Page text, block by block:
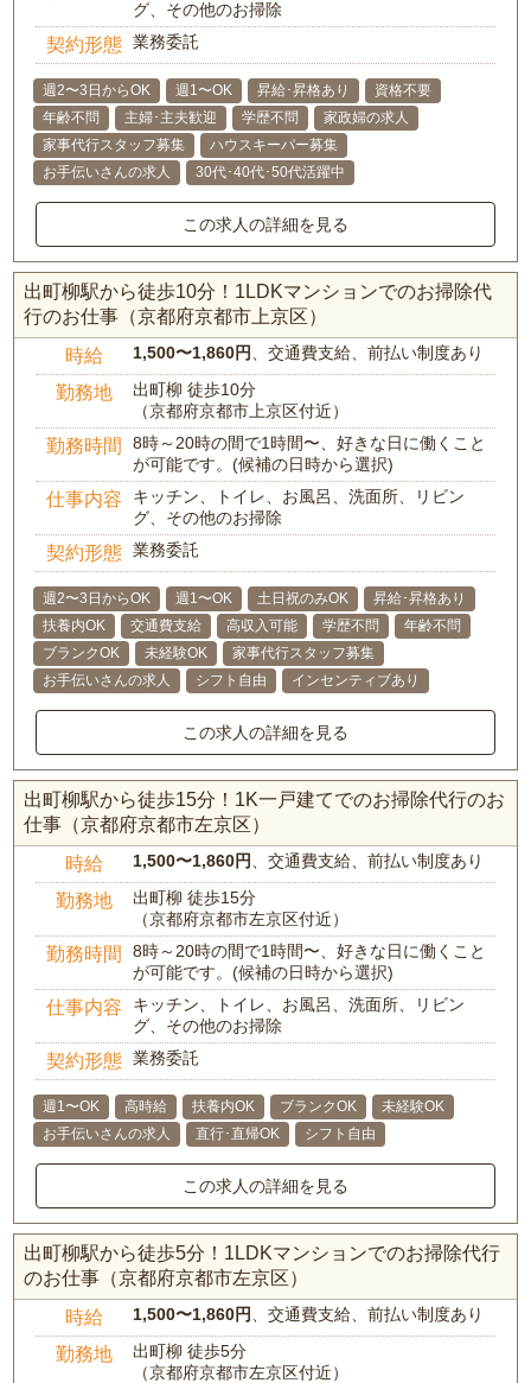
グ、その他のお掃除
契約形態 業務委託
週2〜3日からOK 週1〜OK 昇給･昇格あり
資格不要
年齢不問
主婦･主夫歓迎 学歴不問
家政婦の求人
家事代行スタッフ募集
ハウスキーパー募集
お手伝いさんの求人
30代･40代･50代活躍中
この求人の詳細を見る
出町柳駅から徒歩10分！1LDKマンションでのお掃除代
行のお仕事（京都府京都市上京区）
時給 1,500〜1,860円 、交通費支給、前払い制度あり
勤務地
出町柳 徒歩10分
（京都府京都市上京区付近）
勤務時間
8時～20時の間で1時間〜、好きな日に働くこと
が可能です。(候補の日時から選択)
仕事内容
キッチン、トイレ、お風呂、洗面所、リビン
グ、その他のお掃除
契約形態 業務委託
週2〜3日からOK 週1〜OK 土日祝のみOK
昇給･昇格あり
扶養内OK
交通費支給 高収入可能 学歴不問
年齢不問
ブランクOK
未経験OK
家事代行スタッフ募集
お手伝いさんの求人
シフト自由 インセンティブあり
この求人の詳細を見る
出町柳駅から徒歩15分！1K一戸建てでのお掃除代行のお
仕事（京都府京都市左京区）
時給 1,500〜1,860円 、交通費支給、前払い制度あり
勤務地
出町柳 徒歩15分
（京都府京都市左京区付近）
勤務時間
8時～20時の間で1時間〜、好きな日に働くこと
が可能です。(候補の日時から選択)
仕事内容
キッチン、トイレ、お風呂、洗面所、リビン
グ、その他のお掃除
契約形態 業務委託
週1〜OK 高時給 扶養内OK ブランクOK
未経験OK
お手伝いさんの求人
直行･直帰OK シフト自由
この求人の詳細を見る
出町柳駅から徒歩5分！1LDKマンションでのお掃除代行
のお仕事（京都府京都市左京区）
時給 1,500〜1,860円 、交通費支給、前払い制度あり
勤務地
出町柳 徒歩5分
（京都府京都市左京区付近）